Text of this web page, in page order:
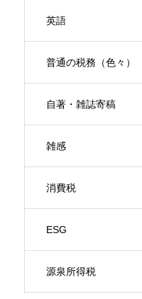
英語
普通の税務（色々）
自著・雑誌寄稿
雑感
消費税
ESG
源泉所得税